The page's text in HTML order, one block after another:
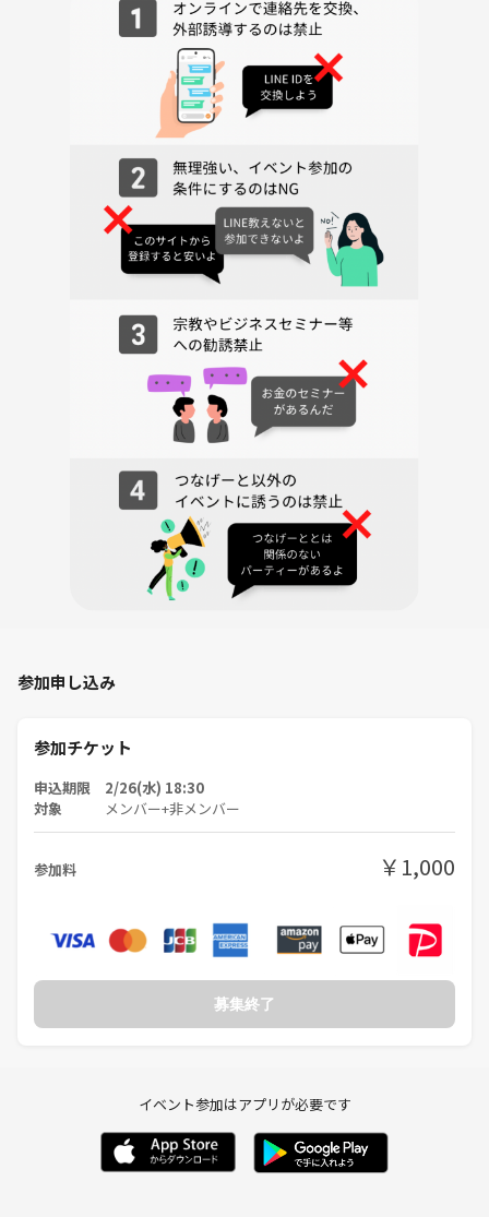
さあ、みんなで楽しく山手線を一周し、素敵な思い出を作りましょう！
皆さんのご参加を心よりお待ちしております✨
参加申し込み
参加チケット
申込期限 2/26(水) 18:30
対象 メンバー+非メンバー
参加料 ￥1,000
募集終了
イベント参加はアプリが必要です